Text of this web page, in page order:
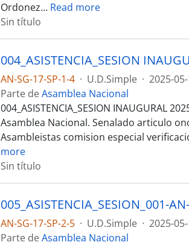
Ordonez… Read more
Sin título
AN-SG-17-SP-1-4 · U.D.Simple · 2025-
Parte deAsamblea Nacional
004_ASISTENCIA_SESION INAUGURAL
Asamblea Nacional. Senalado articulo
Asambleistas comision especial
more
Sin título
AN-SG-17-SP-2-5 · U.D.Simple · 2025-
Parte deAsamblea Nacional